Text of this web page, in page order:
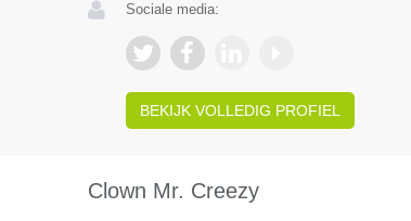
Sociale media:
BEKIJK VOLLEDIG PROFIEL
Clown Mr. Creezy